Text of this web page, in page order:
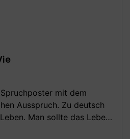
Ausspruch. Zu deutsch
das Leben